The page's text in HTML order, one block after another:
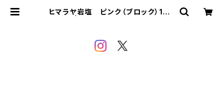
ヒマラヤ岩塩 ピンク（ブロック）100